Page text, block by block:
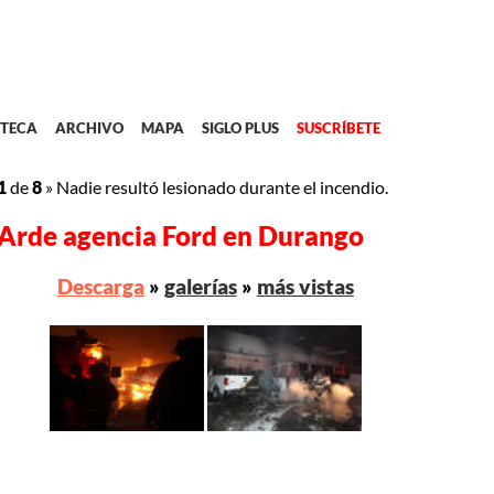
ARCHIVO MAPA SIGLO PLUS SUSCRÍBETE
de8 » Nadie resultó lesionado durante el incendio.
agencia Ford en Durango
Descarga» galerías» más vistas